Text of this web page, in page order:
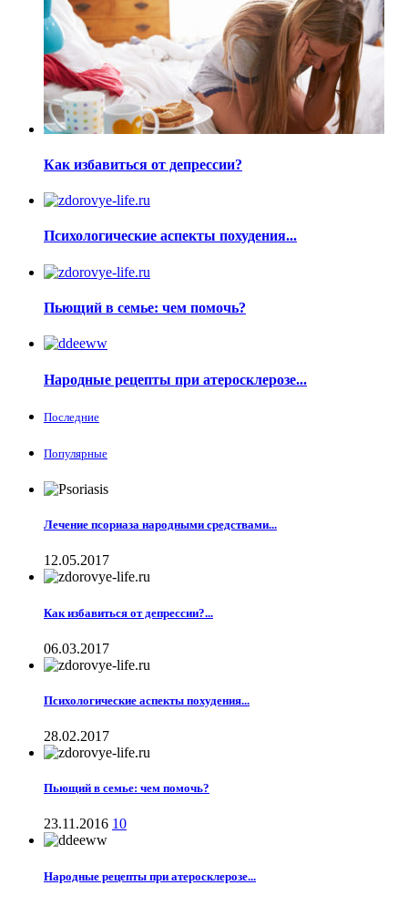
Как избавиться от депрессии?
Психологические аспекты похудения...
Пьющий в семье: чем помочь?
Народные рецепты при атеросклерозе...
Последние
Популярные
Лечение псориаза народными средствами...
12.05.2017
Как избавиться от депрессии?...
06.03.2017
Психологические аспекты похудения...
28.02.2017
Пьющий в семье: чем помочь?
23.11.2016 10
Народные рецепты при атеросклерозе...